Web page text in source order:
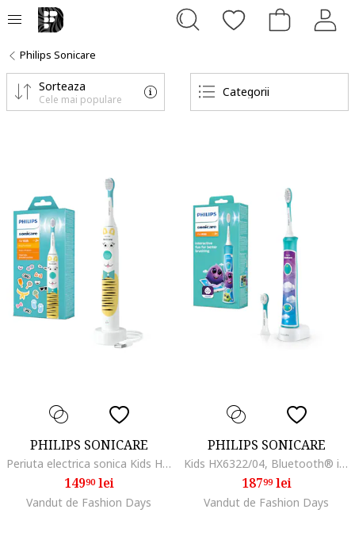
Philips Sonicare
Categorii
Sorteaza
Cele mai populare
PHILIPS SONICARE
Periuta electrica sonica Kids HX3601/01, 2 intensitati, 1 capat de periere, aplicatie de consiliere, stickere, Alb/Bleu
14990lei
Vandut de Fashion Days
PHILIPS SONICARE
Kids HX6322/04, Bluetooth® incorporat, 2 moduri, 2 capete de periere, Numar de miscari/minut 62000, Alb/Albastru
18799lei
Vandut de Fashion Days